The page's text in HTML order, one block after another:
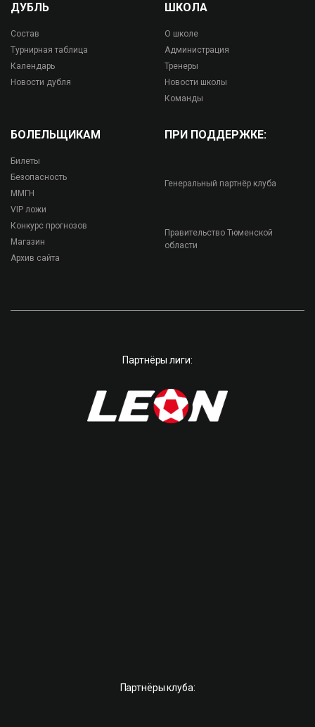
ДУБЛЬ
Состав
Турнирная таблица
Календарь
Новости дубля
ШКОЛА
О школе
Администрация
Тренеры
Новости школы
Команды
БОЛЕЛЬЩИКАМ
Билеты
Безопасность
ММГН
VIP ложи
Конкурс прогнозов
Магазин
Архив сайта
ПРИ ПОДДЕРЖКЕ:
Генеральный партнёр клуба
Правительство Тюменской
области
Партнёры лиги:
Партнёры клуба: